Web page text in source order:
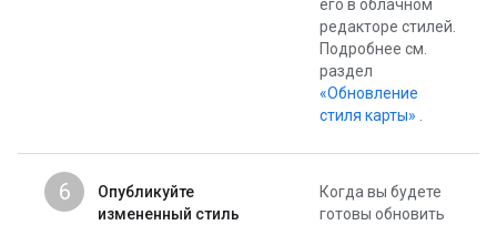
его в облачном
редакторе стилей.
Подробнее см.
раздел
«Обновление
стиля карты»
6
Опубликуйте
измененный стиль
Когда вы будете
готовы обновить